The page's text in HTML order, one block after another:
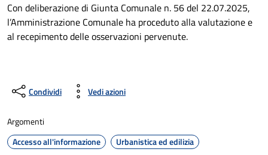
Con deliberazione di Giunta Comunale n. 56 del 22.07.2025,
l’Amministrazione Comunale ha proceduto alla valutazione e
al recepimento delle osservazioni pervenute.
Condividi Vedi azioni
Argomenti
Accesso all'informazione
Urbanistica ed edilizia